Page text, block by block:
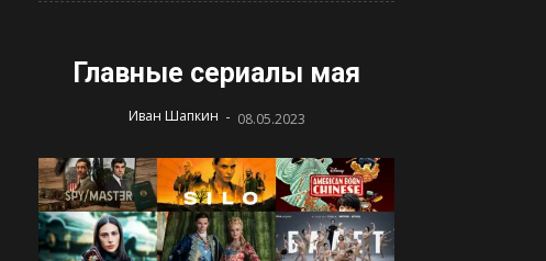
Главные сериалы мая
Иван Шапкин - 08.05.2023